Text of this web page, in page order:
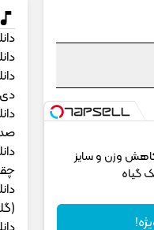
وزن و سایز
گیاه
دی